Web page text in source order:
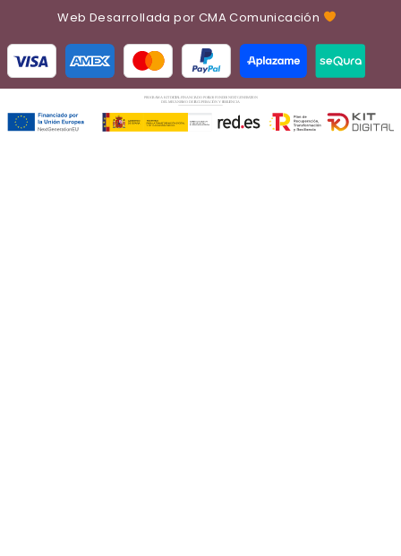
Web Desarrollada por CMA Comunicación